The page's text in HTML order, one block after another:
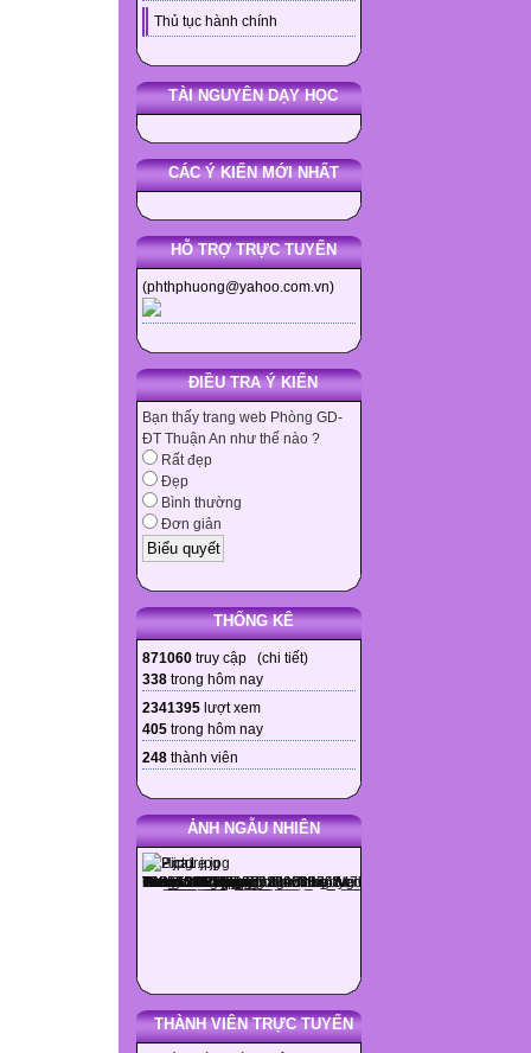
Thủ tục hành chính
TÀI NGUYÊN DẠY HỌC
CÁC Ý KIẾN MỚI NHẤT
HỖ TRỢ TRỰC TUYẾN
(phthphuong@yahoo.com.vn)
ĐIỀU TRA Ý KIẾN
Bạn thấy trang web Phòng GD-
ĐT Thuận An như thế nào ?
Rất đẹp
Đẹp
Bình thường
Đơn giản
THỐNG KÊ
871060 truy cập (chi tiết)
338 trong hôm nay
2341395 lượt xem
405 trong hôm nay
248 thành viên
ẢNH NGẪU NHIÊN
THÀNH VIÊN TRỰC TUYẾN